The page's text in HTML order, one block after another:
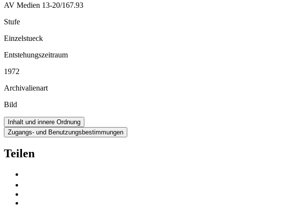
AV Medien 13-20/167.93
Stufe
Einzelstueck
Entstehungszeitraum
1972
Archivalienart
Bild
Inhalt und innere Ordnung
Zugangs- und Benutzungsbestimmungen
Teilen